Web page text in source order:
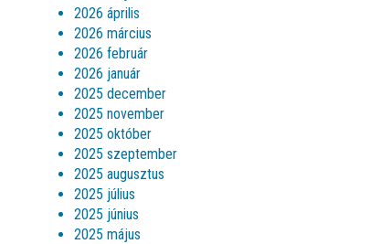
2026 április
2026 március
2026 február
2026 január
2025 december
2025 november
2025 október
2025 szeptember
2025 augusztus
2025 július
2025 június
2025 május